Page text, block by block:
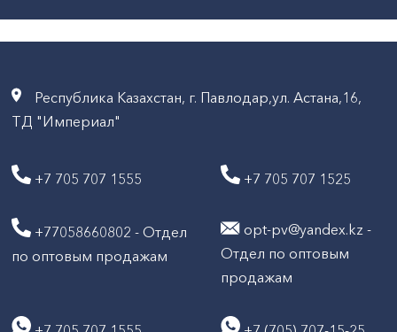
Республика Казахстан, г. Павлодар,ул. Астана,16,
ТД "Империал"
+7 705 707 1555 +7 705 707 1525
+77058660802 - Отдел
по оптовым продажам
opt-pv@yandex.kz -
Отдел по оптовым
продажам